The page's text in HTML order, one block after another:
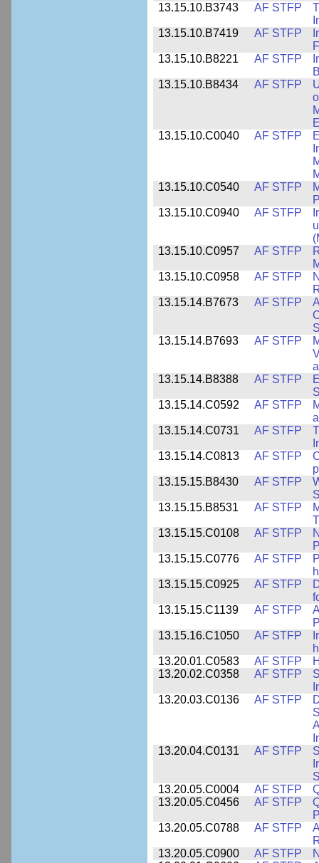
13.15.10.B3743 AF STFP
13.15.10.B7419
AF STFP
13.15.10.B8221
AF STFP
13.15.10.B8434
AF STFP
13.15.10.C0040
AF STFP
13.15.10.C0540
AF STFP
13.15.10.C0940
AF STFP
13.15.10.C0957
AF STFP
13.15.10.C0958
AF STFP
13.15.14.B7673
AF STFP
13.15.14.B7693
AF STFP
13.15.14.B8388
AF STFP
13.15.14.C0592
AF STFP
13.15.14.C0731
AF STFP
13.15.14.C0813
AF STFP
13.15.15.B8430
AF STFP
13.15.15.B8531
AF STFP
13.15.15.C0108
AF STFP
13.15.15.C0776
AF STFP
13.15.15.C0925
AF STFP
13.15.15.C1139
AF STFP
13.15.16.C1050
AF STFP
13.20.01.C0583
AF STFP
13.20.02.C0358
AF STFP
13.20.03.C0136
AF STFP
13.20.04.C0131
AF STFP
13.20.05.C0004
AF STFP
13.20.05.C0456
AF STFP
13.20.05.C0788
AF STFP
13.20.05.C0900
AF STFP